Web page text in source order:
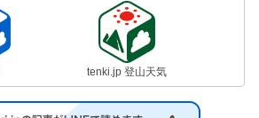
tenki.jp 登山天気